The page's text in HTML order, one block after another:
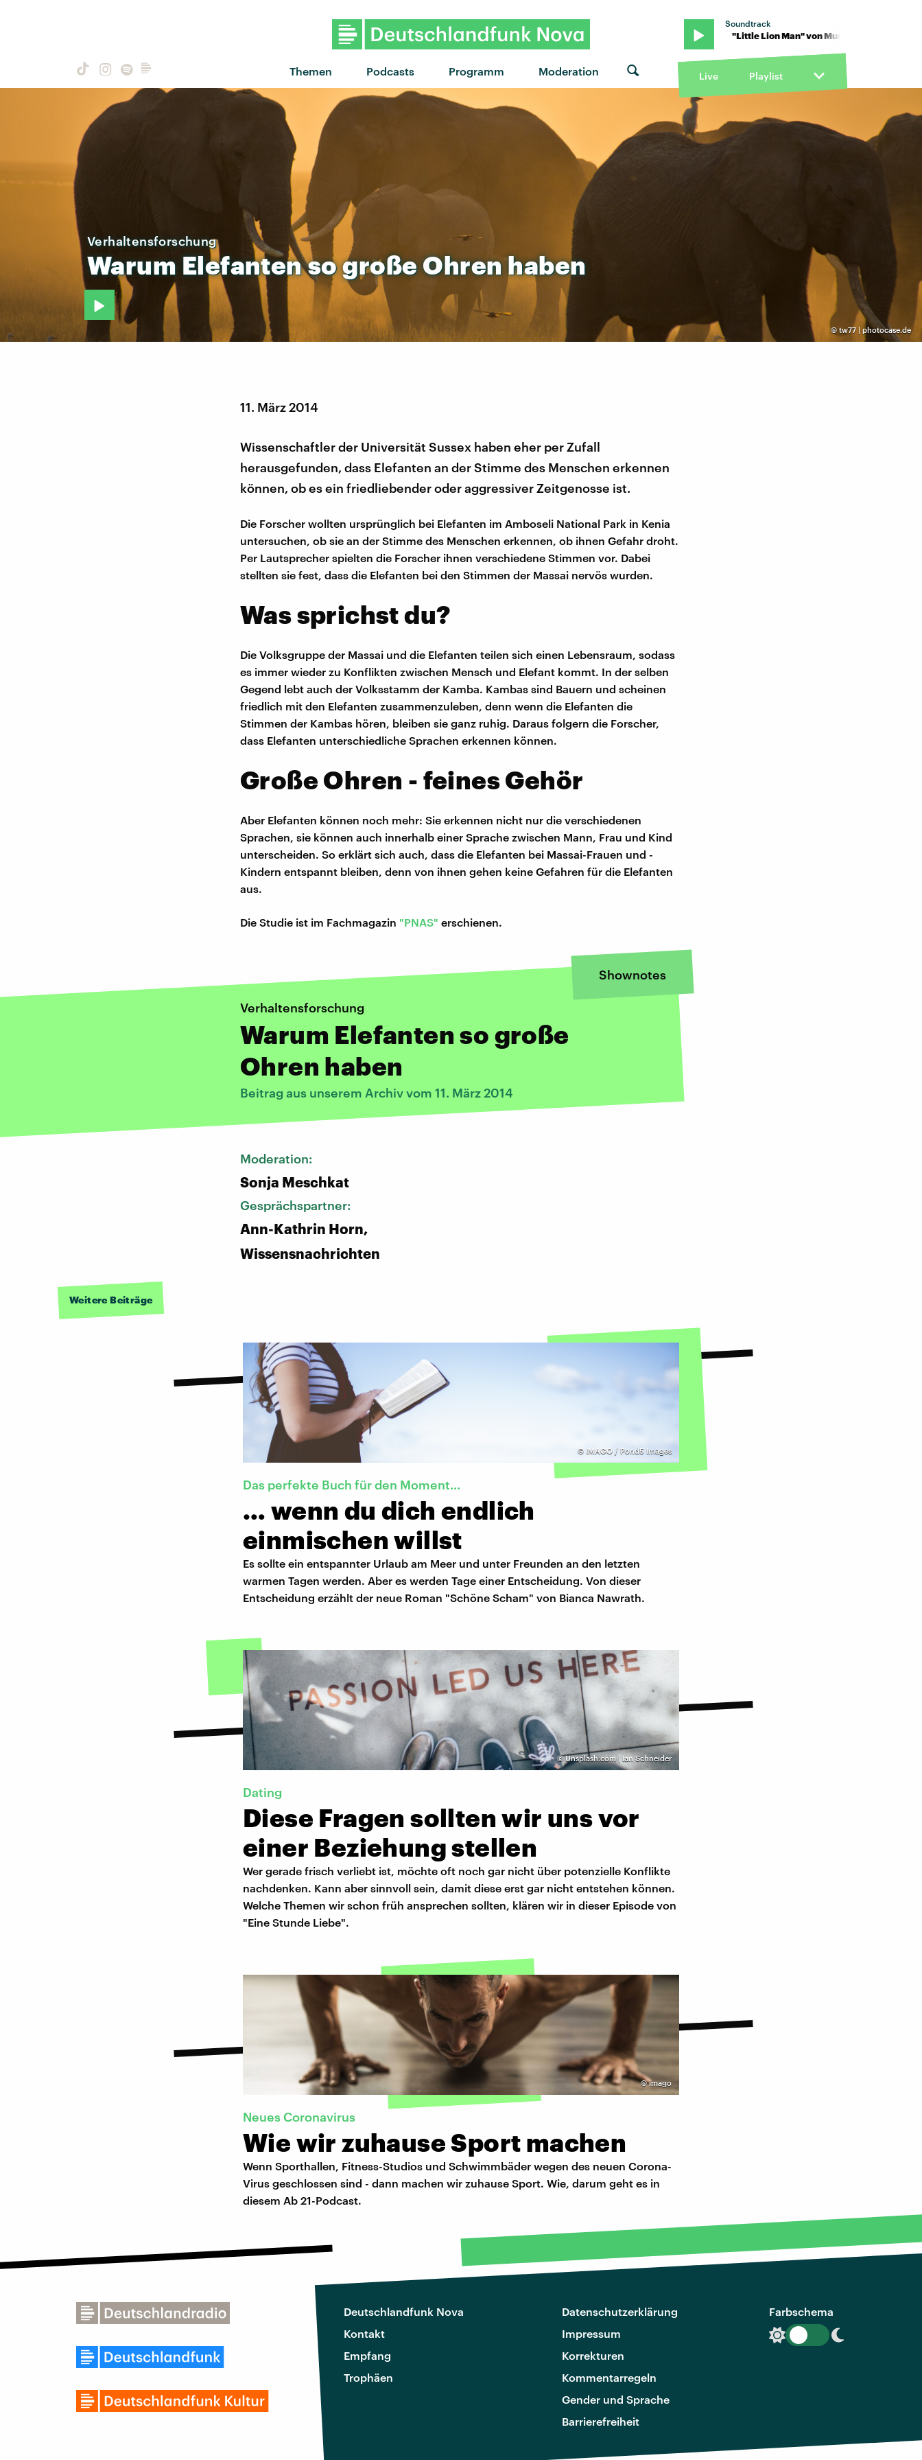
Themen Podcasts Programm Moderation
Soundtrack
"Little Lion Man" von Mumford & Sons · "Little Lion Man" von Mumford & Sons · "Little Lion
Live Playlist
© tw77 | photocase.de
Verhaltensforschung
Warum ElefantensogroßeOhren haben
11. März 2014
Wissenschaftler der Universität Sussex haben eher per Zufall
herausgefunden, dass Elefanten an der Stimme des Menschen erkennen
können, ob es ein friedliebender oder aggressiver Zeitgenosse ist.
Die Forscher wollten ursprünglich bei Elefanten im Amboseli National Park in Kenia
untersuchen, ob sie an der Stimme des Menschen erkennen, ob ihnen Gefahr droht.
Per Lautsprecher spielten die Forscher ihnen verschiedene Stimmen vor. Dabei
stellten sie fest, dass die Elefanten bei den Stimmen der Massai nervös wurden.
Was sprichst du?
Die Volksgruppe der Massai und die Elefanten teilen sich einen Lebensraum, sodass
es immer wieder zu Konflikten zwischen Mensch und Elefant kommt. In der selben
Gegend lebt auch der Volksstamm der Kamba. Kambas sind Bauern und scheinen
friedlich mit den Elefanten zusammenzuleben, denn wenn die Elefanten die
Stimmen der Kambas hören, bleiben sie ganz ruhig. Daraus folgern die Forscher,
dass Elefanten unterschiedliche Sprachen erkennen können.
Große Ohren - feines Gehör
Aber Elefanten können noch mehr: Sie erkennen nicht nur die verschiedenen
Sprachen, sie können auch innerhalb einer Sprache zwischen Mann, Frau und Kind
unterscheiden. So erklärt sich auch, dass die Elefanten bei Massai-Frauen und -
Kindern entspannt bleiben, denn von ihnen gehen keine Gefahren für die Elefanten
aus.
Die Studie ist im Fachmagazin "PNAS" erschienen.
Shownotes
Verhaltensforschung
Warum Elefanten so große
Ohren haben
Beitrag aus unserem Archiv vom 11. März 2014
Moderation:
Sonja Meschkat
Gesprächspartner:
Ann-Kathrin Horn,
Wissensnachrichten
Weitere Beiträge
© IMAGO / Pond5 Images
Das perfekte Buch für den Moment...
… wenn du dich endlich
einmischen willst
Es sollte ein entspannter Urlaub am Meer und unter Freunden an den letzten
warmen Tagen werden. Aber es werden Tage einer Entscheidung. Von dieser
Entscheidung erzählt der neue Roman "Schöne Scham" von Bianca Nawrath.
©Unsplash.com | Ian Schneider
Dating
Diese Fragen sollten wir uns vor
einer Beziehung stellen
Wer gerade frisch verliebt ist, möchte oft noch gar nicht über potenzielle Konflikte
nachdenken. Kann aber sinnvoll sein, damit diese erst gar nicht entstehen können.
Welche Themen wir schon früh ansprechen sollten, klären wir in dieser Episode von
"Eine Stunde Liebe".
©imago
Neues Coronavirus
Wie wir zuhause Sport machen
Wenn Sporthallen, Fitness-Studios und Schwimmbäder wegen des neuen Corona-
Virus geschlossen sind - dann machen wir zuhause Sport. Wie, darum geht es in
diesem Ab 21-Podcast.
Deutschlandfunk Nova
Kontakt
Empfang
Trophäen
Datenschutzerklärung
Impressum
Korrekturen
Kommentarregeln
Gender und Sprache
Barrierefreiheit
Farbschema